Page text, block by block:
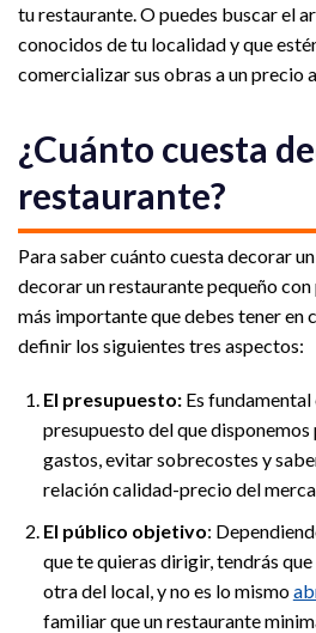
tu restaurante. O puedes buscar el
conocidos de tu localidad y que
comercializar sus obras a un precio
¿Cuánto cuesta
restaurante?
Para saber cuánto cuesta decorar
decorar un restaurante pequeño
más importante que debes tener en
definir los siguientes tres aspectos:
El presupuesto: Es
presupuesto del que
gastos, evitar sobrecostes y
relación calidad-precio del
El público objetivo:
que te quieras dirigir, tendrás
otra del local, y no es lo mismo
familiar que un restaurante